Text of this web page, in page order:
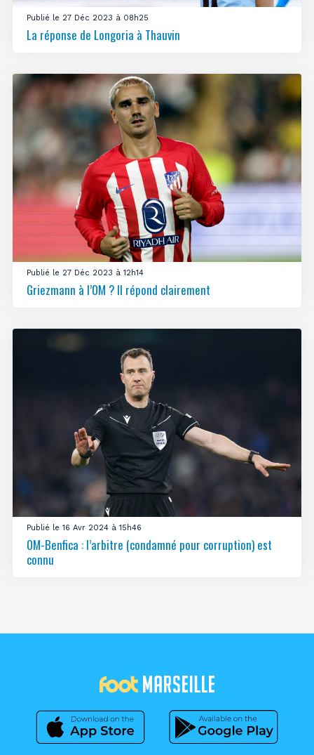
Publié le 27 Déc 2023 à 08h25
La réponse de Longoria à Thauvin
Publié le 27 Déc 2023 à 12h14
Griezmann à l’OM ? Il répond clairement
Publié le 16 Avr 2024 à 15h46
OM-Benfica : l’arbitre (condamné pour corruption) est
connu